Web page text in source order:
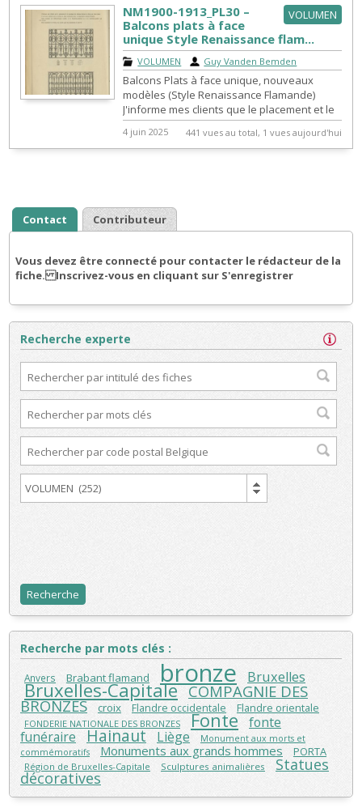
VOLUMEN
NM1900-1913_PL30 –
Balcons plats à face
unique Style Renaissance flam...
VOLUMEN Guy Vanden Bemden
Balcons Plats à face unique, nouveaux
modèles (Style Renaissance Flamande)
J'informe mes clients que le placement et le
montage des balcons doivent se faire ...
4 juin 2025 441 vues au total, 1 vues aujourd'hui
Contact Contributeur
Vous devez être connecté pour contacter le rédacteur de la
fiche. Inscrivez-vous en cliquant sur S'enregistrer
Recherche experte
Recherche par mots clés :
Anvers Brabant flamand bronze Bruxelles
Bruxelles-Capitale COMPAGNIE DES
BRONZES croix Flandre occidentale Flandre orientale
FONDERIE NATIONALE DES BRONZES Fonte fonte
funéraire
Hainaut Liège
Monument aux morts et
commémoratifs
Monuments aux grands hommes PORTA
Région de Bruxelles-Capitale Sculptures animalières Statues
décoratives